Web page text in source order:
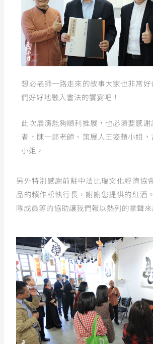
想必老師一路走來的故事大家也非常
們好好地融入書法的饗宴吧！
此次展演能夠順利推展，也必須要感
者，陳一郎老師、策展人王姿蘋小姐
小姐，
另外特別感謝前駐中法比瑞文化經濟協
品的賴作松執行長，謝謝您提供的紅酒
隊成員等的協助讓我們報以熱列的掌聲來